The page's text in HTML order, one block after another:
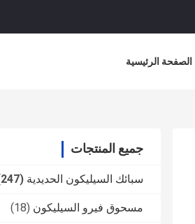
الصفحة الرئيسية
جميع المنتجات
سبائك السيليكون الحديدية (247)
مسحوق فيرو السيليكون (18)